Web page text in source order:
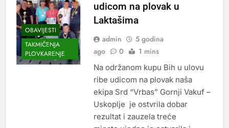
OBAVIJESTI
TAKMIČENJA
PLOVKARENJE
udicom na plovak u
Laktašima
admin
5 godina
ago
0 1 mins
Na održanom kupu Bih u ulovu
ribe udicom na plovak naša
ekipa Srd “Vrbas” Gornji Vakuf –
Uskoplje je ostvrila dobar
rezultat i zauzela treće